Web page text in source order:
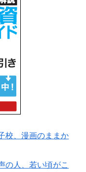
校、漫画のままか
の人、若い頃がこ